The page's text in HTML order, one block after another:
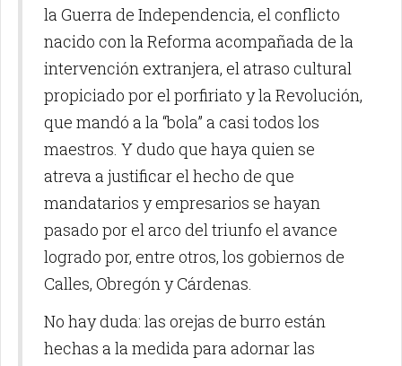
la Guerra de Independencia, el conflicto
nacido con la Reforma acompañada de la
intervención extranjera, el atraso cultural
propiciado por el porfiriato y la Revolución,
que mandó a la “bola” a casi todos los
maestros. Y dudo que haya quien se
atreva a justificar el hecho de que
mandatarios y empresarios se hayan
pasado por el arco del triunfo el avance
logrado por, entre otros, los gobiernos de
Calles, Obregón y Cárdenas.
No hay duda: las orejas de burro están
hechas a la medida para adornar las